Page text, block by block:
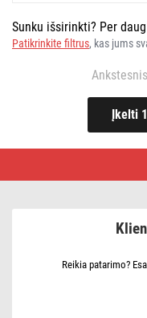
Sunku išsirinkti? Per
Patikrinkite filtrus, kas jums
Ankstesnis
Reikia patarimo?